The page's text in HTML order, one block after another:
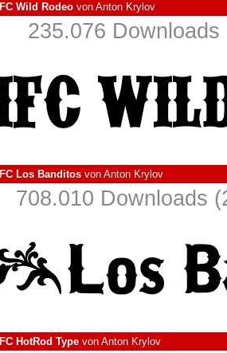
IFC Wild Rodeo von Anton Krylov
235.076
IFC Los Banditos von Anton Krylov
708.010 Downloads
IFC HotRod Type von Anton Krylov